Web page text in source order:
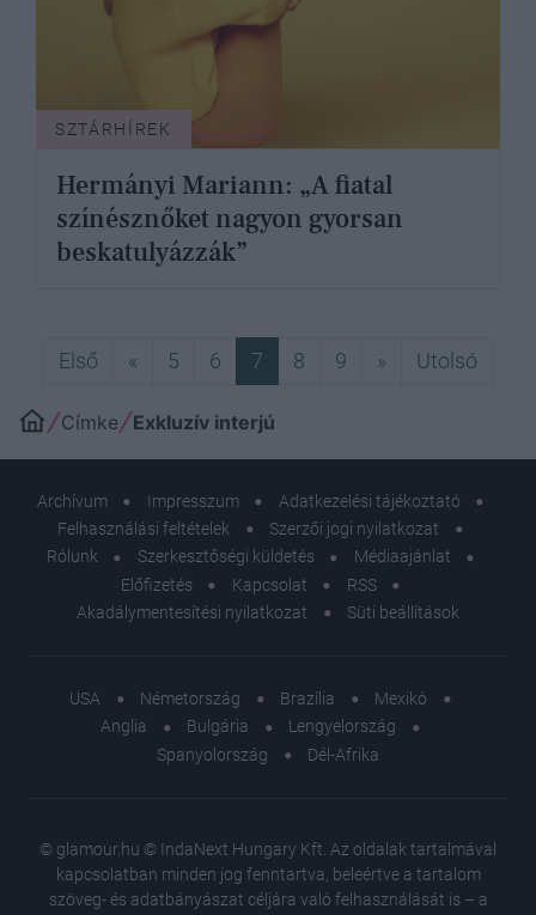
SZTÁRHÍREK
Hermányi Mariann: „A fiatal
színésznőket nagyon gyorsan
beskatulyázzák”
Első Első
« Előző
5 6 7 8 9 » Következő
Utolsó
Címke Exkluzív interjú
Archívum Impresszum
Adatkezelési tájékoztató
Felhasználási feltételek
Szerzői jogi nyilatkozat
Rólunk
Szerkesztőségi küldetés
Médiaajánlat
Előfizetés
Kapcsolat
RSS
Akadálymentesítési nyilatkozat
Süti beállítások
USA Németország Brazília
Mexikó
Anglia
Bulgária
Lengyelország
Spanyolország
Dél-Afrika
© glamour.hu © IndaNext Hungary Kft. Az oldalak tartalmával
kapcsolatban minden jog fenntartva, beleértve a tartalom
szöveg- és adatbányászat céljára való felhasználását is – a